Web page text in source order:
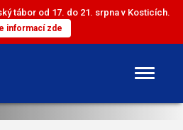
tábor od 17. do 21. srpna v Kosticích.
informací zde
DOROST